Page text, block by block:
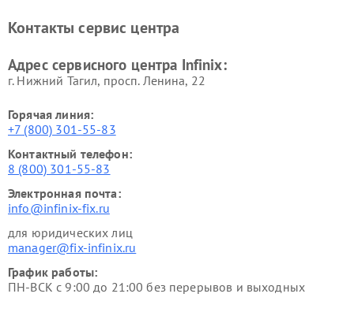
Контакты сервис центра
Адрес сервисного центра Infinix:
г. Нижний Тагил, просп. Ленина, 22
Горячая линия:
+7 (800) 301-55-83
Контактный телефон:
8 (800) 301-55-83
Электронная почта:
info@infinix-fix.ru
для юридических лиц
manager@fix-infinix.ru
График работы:
ПН-ВСК с 9:00 до 21:00 без перерывов и выходных